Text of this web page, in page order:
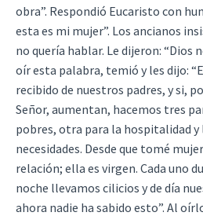
obra”. Respondió Eucaristo con
esta es mi mujer”. Los ancianos
no quería hablar. Le dijeron: “Dios
oír esta palabra, temió y les dijo:
recibido de nuestros padres, y si,
Señor, aumentan, hacemos tres
pobres, otra para la hospitalidad
necesidades. Desde que tomé
relación; ella es virgen. Cada uno
noche llevamos cilicios y de día
ahora nadie ha sabido esto”. Al